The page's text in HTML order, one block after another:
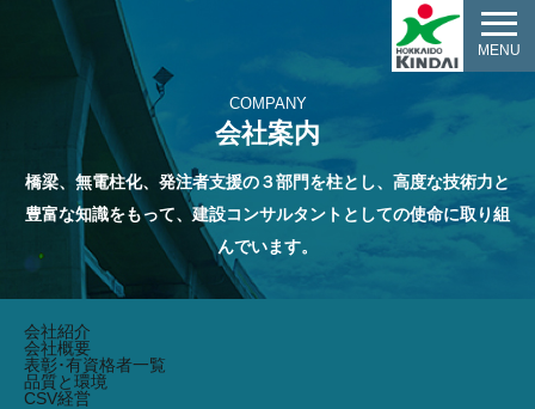
MENU
COMPANY
会社案内
橋梁、無電柱化、発注者支援の３部門を柱とし、高度な技術力と
豊富な知識をもって、建設コンサルタントとしての使命に取り組
んでいます。
会社紹介
会社概要
表彰･有資格者一覧
品質と環境
CSV経営